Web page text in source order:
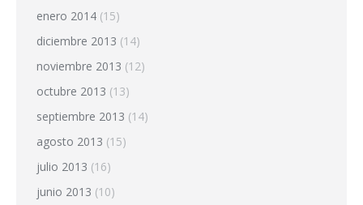
enero 2014 (15)
diciembre 2013 (14)
noviembre 2013 (12)
octubre 2013 (13)
septiembre 2013 (14)
agosto 2013 (15)
julio 2013 (16)
junio 2013 (10)